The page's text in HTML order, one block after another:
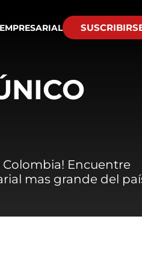
Encuentre
mas grande del